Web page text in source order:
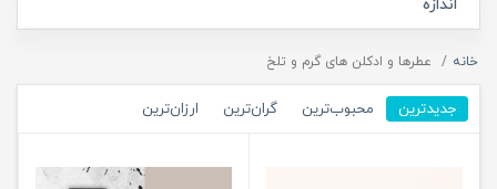
اندازه
خانه عطرها و ادکلن های گرم و تلخ
جدیدترین محبوب‌ترین گران‌ترین ارزان‌ترین